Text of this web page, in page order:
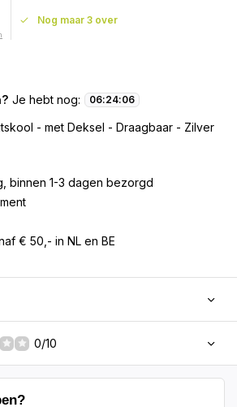
Nog maar 3 over
Je hebt nog: 06:24:06
- met Deksel - Draagbaar - Zilver
binnen 1-3 dagen bezorgd
€ 50,- in NL en BE
0/10